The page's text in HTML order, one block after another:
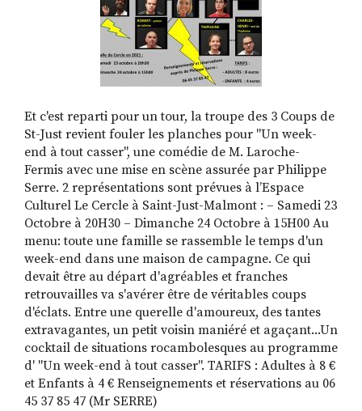
Et c'est reparti pour un tour, la troupe des 3 Coups de
St-Just revient fouler les planches pour "Un week-
end à tout casser", une comédie de M. Laroche-
Fermis avec une mise en scène assurée par Philippe
Serre. 2 représentations sont prévues à l’Espace
Culturel Le Cercle à Saint-Just-Malmont : – Samedi 23
Octobre à 20H30 – Dimanche 24 Octobre à 15H00 Au
menu: toute une famille se rassemble le temps d'un
week-end dans une maison de campagne. Ce qui
devait être au départ d'agréables et franches
retrouvailles va s'avérer être de véritables coups
d'éclats. Entre une querelle d'amoureux, des tantes
extravagantes, un petit voisin maniéré et agaçant...Un
cocktail de situations rocambolesques au programme
d' "Un week-end à tout casser". TARIFS : Adultes à 8 €
et Enfants à 4 € Renseignements et réservations au 06
45 37 85 47 (Mr SERRE)